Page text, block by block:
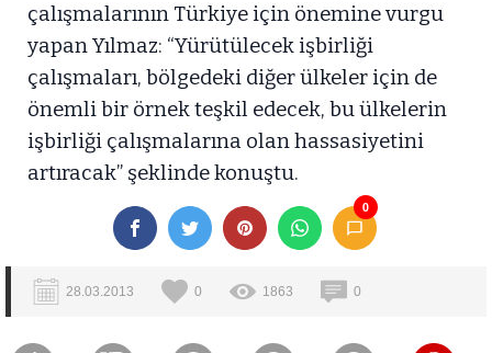
çalışmalarının Türkiye için önemine vurgu
yapan Yılmaz: “Yürütülecek işbirliği
çalışmaları, bölgedeki diğer ülkeler için de
önemli bir örnek teşkil edecek, bu ülkelerin
işbirliği çalışmalarına olan hassasiyetini
artıracak” şeklinde konuştu.
0
28.03.2013 0 1863 0